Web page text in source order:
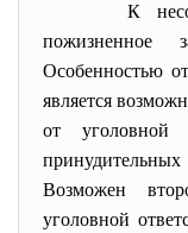
К
пожизненное
Особенностью
является
от уголовной
принудительных
Возможен
уголовной